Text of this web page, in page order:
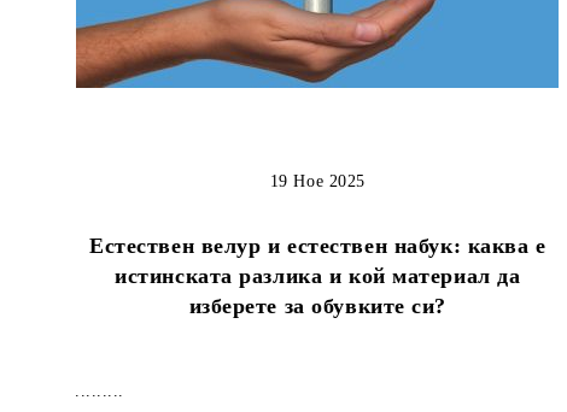
Естествен велур и естествен набук: каква е
истинската разлика и кой материал да
изберете за обувките си?
19 Ное 2025
.........